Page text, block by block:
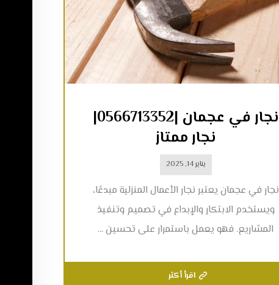
نجار في عجمان |0566713352|
نجار ممتاز
يناير 14, 2025
نجار في عجمان يعتبر نجار الأعمال المنزلية مبدعًا،
ويستخدم الابتكار والإبداع في تصميم وتنفيذ
المشاريع. فهو يعمل باستمرار على تحسين ...
اقرأ أكثر